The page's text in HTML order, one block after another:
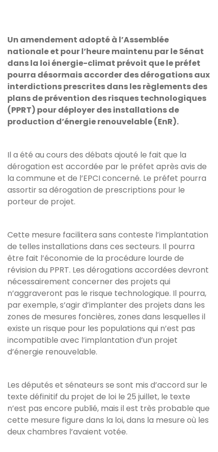
Un amendement adopté à l’Assemblée
nationale et pour l’heure maintenu par le Sénat
dans la loi énergie-climat prévoit que le préfet
pourra désormais accorder des dérogations aux
interdictions prescrites dans les règlements des
plans de prévention des risques technologiques
(PPRT) pour déployer des installations de
production d’énergie renouvelable (EnR).
Il a été au cours des débats ajouté le fait que la
dérogation est accordée par le préfet après avis de
la commune et de l’EPCI concerné. Le préfet pourra
assortir sa dérogation de prescriptions pour le
porteur de projet.
Cette mesure facilitera sans conteste l’implantation
de telles installations dans ces secteurs. Il pourra
être fait l’économie de la procédure lourde de
révision du PPRT. Les dérogations accordées devront
nécessairement concerner des projets qui
n’aggraveront pas le risque technologique. Il pourra,
par exemple, s’agir d’implanter des projets dans les
zones de mesures foncières, zones dans lesquelles il
existe un risque pour les populations qui n’est pas
incompatible avec l’implantation d’un projet
d’énergie renouvelable.
Les députés et sénateurs se sont mis d’accord sur le
texte définitif du projet de loi le 25 juillet, le texte
n’est pas encore publié, mais il est très probable que
cette mesure figure dans la loi, dans la mesure où les
deux chambres l’avaient votée.